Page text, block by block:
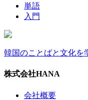
単語
入門
韓国のことばと文化を
株式会社HANA
会社概要